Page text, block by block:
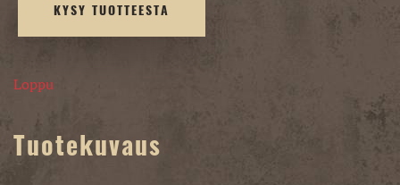
KYSY TUOTTEESTA
Loppu
Tuotekuvaus